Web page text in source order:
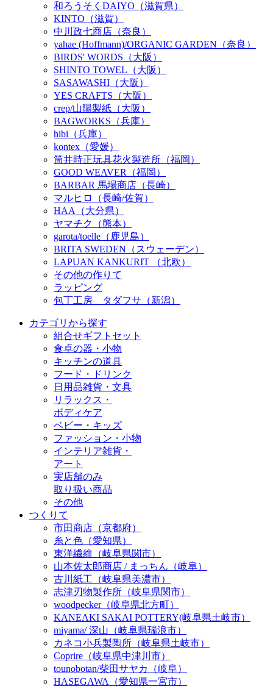
和ろうそくDAIYO（滋賀県）
KINTO（滋賀）
中川政七商店（奈良）
yahae (Hoffmann)/ORGANIC GARDEN（奈良）
BIRDS' WORDS（大阪）
SHINTO TOWEL（大阪）
SASAWASHI（大阪）
YES CRAFTS（大阪）
crep/山陽製紙（大阪）
BAGWORKS（兵庫）
hibi（兵庫）
kontex（愛媛）
筒井時正玩具花火製造所（福岡）
GOOD WEAVER（福岡）
BARBAR 馬場商店（長崎）
マルヒロ（長崎/佐賀）
HAA（大分県）
ヤマチク（熊本）
garota/toelle（鹿児島）
BRITA SWEDEN（スウェーデン）
LAPUAN KANKURIT （北欧）
その他の作りて
ラッピング
包丁工房 タダフサ（新潟）
カテゴリから探す
組合せギフトセット
食卓の器・小物
キッチンの道具
フード・ドリンク
日用品雑貨・文具
リラックス・
ボディケア
ベビー・キッズ
ファッション・小物
インテリア雑貨・
アート
実店舗のみ
取り扱い商品
その他
つくりて
市田商店（京都府）
糸と色（愛知県）
東洋繊維（岐阜県関市）
山本佐太郎商店 / まっちん（岐阜）
古川紙工（岐阜県美濃市）
志津刃物製作所（岐阜県関市）
woodpecker（岐阜県北方町）
KANEAKI SAKAI POTTERY(岐阜県土岐市）
miyama/ 深山（岐阜県瑞浪市）
カネコ小兵製陶所（岐阜県土岐市）
Coprire（岐阜県中津川市）
tounobotan/柴田サヤカ（岐阜）
HASEGAWA（愛知県一宮市）